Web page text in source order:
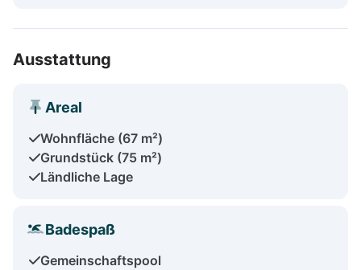
Ausstattung
Areal
Wohnfläche (67 m²)
Grundstück (75 m²)
Ländliche Lage
Badespaß
Gemeinschaftspool